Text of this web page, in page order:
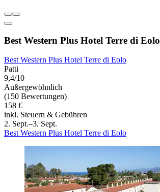
Best Western Plus Hotel Terre di Eolo
Best Western Plus Hotel Terre di Eolo
Patti
9,4/10
Außergewöhnlich
(150 Bewertungen)
158 €
inkl. Steuern & Gebühren
2. Sept.–3. Sept.
Best Western Plus Hotel Terre di Eolo